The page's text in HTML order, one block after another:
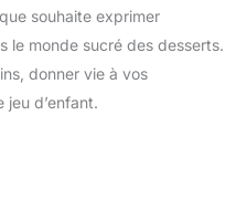
souhaite exprimer
le monde sucré des desserts.
donner vie à vos
d’enfant.